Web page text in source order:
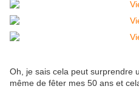
Oh, je sais cela peut surprendre
même de fêter mes 50 ans et